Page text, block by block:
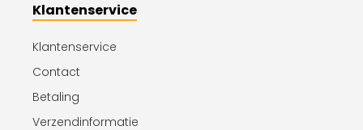
Klantenservice
Klantenservice
Contact
Betaling
Verzendinformatie